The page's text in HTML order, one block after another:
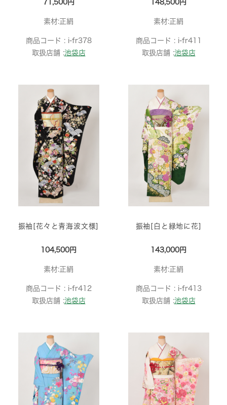
71,500円
素材:正絹
商品コード : i-fr378
取扱店舗 :池袋店
148,500円
素材:正絹
商品コード : i-fr411
取扱店舗 :池袋店
振袖[花々と青海波文様]
104,500円
素材:正絹
商品コード : i-fr412
取扱店舗 :池袋店
振袖[白と緑地に花]
143,000円
素材:正絹
商品コード : i-fr413
取扱店舗 :池袋店